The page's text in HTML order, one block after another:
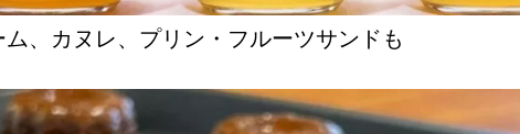
、カヌレ、プリン・フルーツサンドも